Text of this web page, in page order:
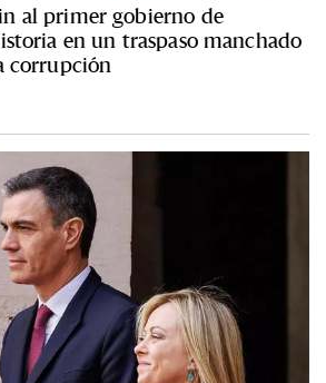
al primer gobierno de
en un traspaso manchado
corrupción